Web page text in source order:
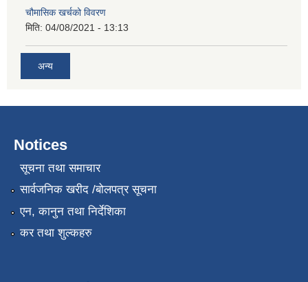
चौमासिक खर्चको विवरण
मिति: 04/08/2021 - 13:13
अन्य
Notices
सूचना तथा समाचार
सार्वजनिक खरीद /बोलपत्र सूचना
एन, कानुन तथा निर्देशिका
कर तथा शुल्कहरु